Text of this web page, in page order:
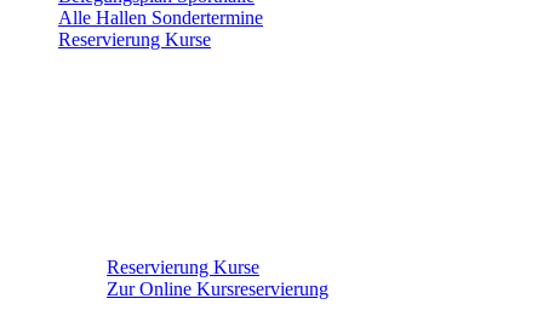
Alle Hallen Sondertermine
Reservierung Kurse
Reservierung Kurse
Zur Online Kursreservierung